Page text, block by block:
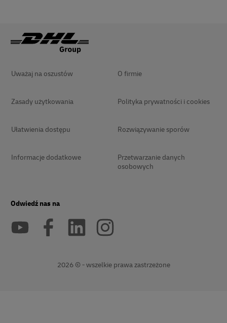
Uważaj na oszustów O firmie
Zasady użytkowania Polityka prywatności i cookies
Ułatwienia dostępu Rozwiązywanie sporów
Informacje dodatkowe
Przetwarzanie danych
osobowych
Odwiedź nas na
2026 © - wszelkie prawa zastrzeżone